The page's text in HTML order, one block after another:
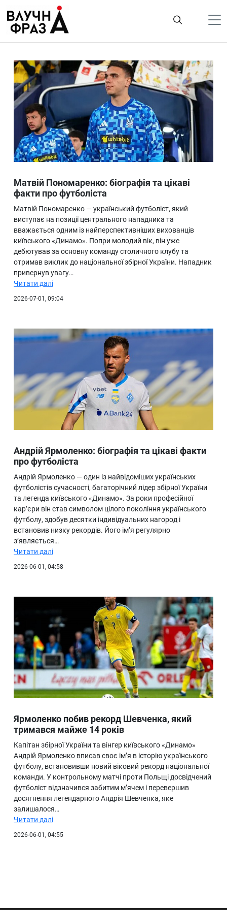
содержимому
Гроші
Життя
Лайфстайл
ТехноНаука
Людина
Ukraine
Про нас
Матвій Пономаренко: біографія та цікаві
факти про футболіста
Матвій Пономаренко — український футболіст, який
виступає на позиції центрального нападника та
вважається одним із найперспективніших вихованців
київського «Динамо». Попри молодий вік, він уже
дебютував за основну команду столичного клубу та
отримав виклик до національної збірної України. Нападник
привернув увагу…
Читати далі
2026-07-01, 09:04
Андрій Ярмоленко: біографія та цікаві факти
про футболіста
Андрій Ярмоленко — один із найвідоміших українських
футболістів сучасності, багаторічний лідер збірної України
та легенда київського «Динамо». За роки професійної
кар’єри він став символом цілого покоління українського
футболу, здобув десятки індивідуальних нагород і
встановив низку рекордів. Його ім’я регулярно
з’являється…
Читати далі
2026-06-01, 04:58
Ярмоленко побив рекорд Шевченка, який
тримався майже 14 років
Капітан збірної України та вінгер київського «Динамо»
Андрій Ярмоленко вписав своє ім’я в історію українського
футболу, встановивши новий віковий рекорд національної
команди. У контрольному матчі проти Польщі досвідчений
футболіст відзначився забитим м’ячем і перевершив
досягнення легендарного Андрія Шевченка, яке
залишалося…
Читати далі
2026-06-01, 04:55